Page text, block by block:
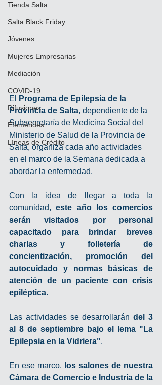
Tienda Salta
Salta Black Friday
Jóvenes
Mujeres Empresarias
Mediación
COVID-19
Difusiones
Efemérides
Líneas de Crédito
El
Programa de Epilepsia de la
Provincia de Salta, dependiente de la
Subsecretaría de Medicina Social del
Ministerio de Salud de la Provincia de
Salta, organiza cada año actividades
en el marco de la Semana dedicada a
abordar la enfermedad.
Con la idea de llegar a toda la
comunidad, este año los comercios
serán visitados por personal
capacitado para brindar breves
charlas y folletería de
concientización, promoción del
autocuidado y normas básicas de
atención de un paciente con crisis
epiléptica.
Las actividades se desarrollarán del 3
al 8 de septiembre bajo el lema "La
Epilepsia en la Vidriera".
En ese marco, los salones de nuestra
Cámara de Comercio e Industria de la